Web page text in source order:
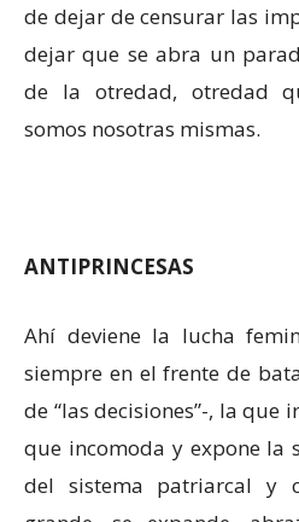
de dejar de censurar las
dejar que se abra un
de la otredad, otredad
somos nosotras mismas.
ANTIPRINCESAS
Ahí deviene la lucha
siempre en el frente de
de “las decisiones”-, la
que incomoda y expone la
del sistema patriarcal y